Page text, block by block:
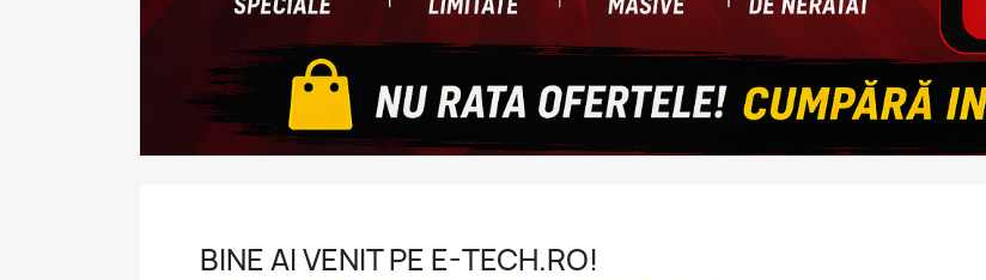
BINE AI VENIT PE E-TECH.RO!